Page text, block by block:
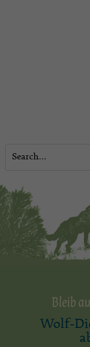
Bleib
Wolf-